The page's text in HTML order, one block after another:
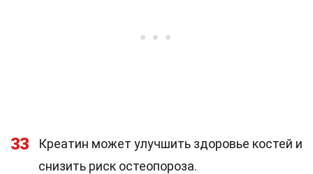
33
Креатин может улучшить здоровье костей и
снизить риск остеопороза.